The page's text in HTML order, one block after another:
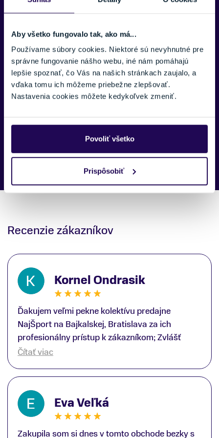
Aby všetko fungovalo tak, ako má...
Používame súbory cookies. Niektoré sú nevyhnutné pre
správne fungovanie nášho webu, iné nám pomáhajú
lepšie spoznať, čo Vás na našich stránkach zaujalo, a
vďaka tomu ich môžeme priebežne zlepšovať.
Nastavenia cookies môžete kedykoľvek zmeniť.
Povoliť všetko
Prispôsobiť
TELEFÓNNE ČÍSLO:
SPRÁVA:
Náš špecialista vám, čo najskôr zavolá ohľadom tohto
produktu.
Recenzie zákazníkov
Kornel Ondrasik
Ďakujem veľmi pekne kolektívu predajne
NajŠport na Bajkalskej, Bratislava za ich
profesionálny prístup k zákazníkom; Zvlášť
ďakujem špecialistovi Martinovi Gunišovi za
lyžiarskej obuvi, ako aj prilby.. všetko značka
Atomic; Pán Martin Guniš mi svojou
odbornosťou otvoril nové obzory a dozvedel
som sa, vďaka jeho profesionálnemu prístupu k
zákazníkovi, up-to-date informácie o nových
Čítať viac
Eva Veľká
Zakupila som si dnes v tomto obchode bezky s